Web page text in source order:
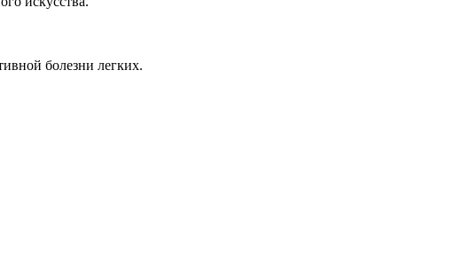
болезни легких.